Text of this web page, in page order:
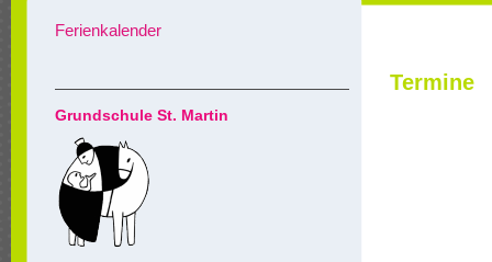
Termine
Ferienkalender
Grundschule St. Martin